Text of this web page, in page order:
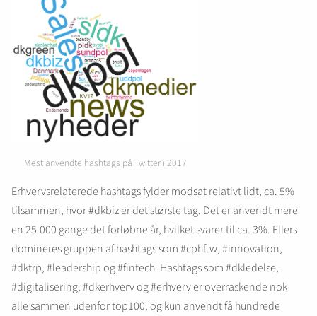
Mest anvendte hashtags på Twitter i 2017
Erhvervsrelaterede hashtags fylder modsat relativt lidt, ca. 5%
tilsammen, hvor #dkbiz er det største tag. Det er anvendt mere
en 25.000 gange det forløbne år, hvilket svarer til ca. 3%. Ellers
domineres gruppen af hashtags som #cphftw, #innovation,
#dktrp, #leadership og #fintech. Hashtags som #dkledelse,
#digitalisering, #dkerhverv og #erhverv er overraskende nok
alle sammen udenfor top100, og kun anvendt få hundrede